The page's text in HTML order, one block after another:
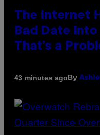
The Internet
Bad Date into
That’s a
43 minutes agoBy